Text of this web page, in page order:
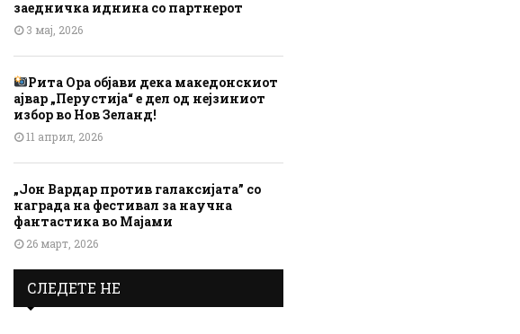
заедничка иднина со партнерот
3 мај, 2026
Рита Ора објави дека македонскиот
ајвар „Перустија“ е дел од нејзиниот
избор во Нов Зеланд!
11 април, 2026
„Јон Вардар против галаксијата” со
награда на фестивал за научна
фантастика во Мајами
26 март, 2026
СЛЕДЕТЕ НЕ